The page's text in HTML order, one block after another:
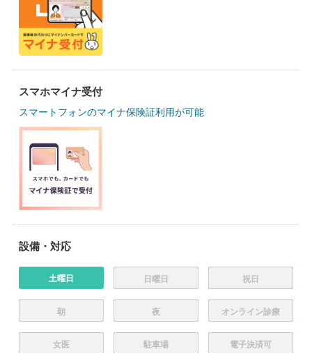
スマホマイナ受付
スマートフォンのマイナ保険証利用が可能
設備・対応
土曜日 日曜日 祝日
朝 夜 オンライン診療
女医 駐車場 電子決済可